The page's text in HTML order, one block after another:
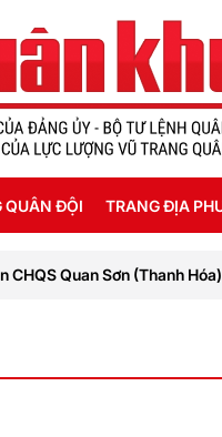
QUÂN ĐỘI TRANG ĐỊA
Hóa): Huy động hơn 60